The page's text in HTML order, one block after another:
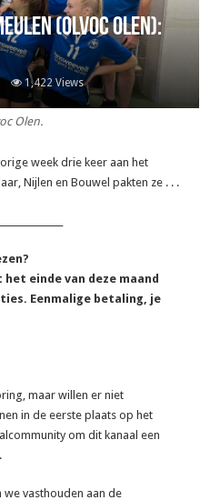
(Olvoc Olen):
1,422 Views
Olen.
week drie keer aan het
Nijlen en Bouwel pakten ze . . .
einde van deze maand
Eenmalige betaling, je
maar willen er niet
in de eerste plaats op het
om dit kanaal een
we vasthouden aan de